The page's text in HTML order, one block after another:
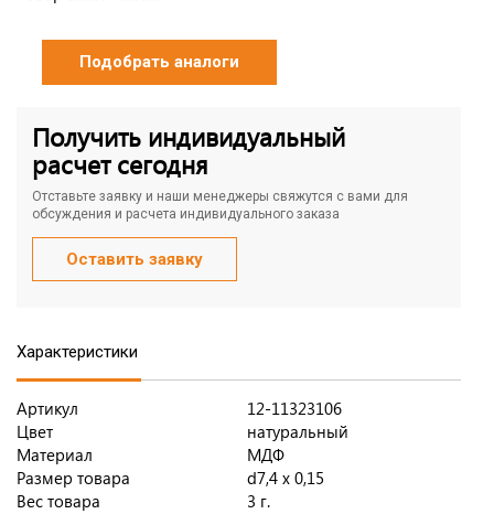
Подобрать аналоги
Получить индивидуальный
расчет сегодня
Отставьте заявку и наши менеджеры свяжутся с вами для
обсуждения и расчета индивидуального заказа
Оставить заявку
Характеристики
Артикул
12-11323106
Цвет
натуральный
Материал
МДФ
Размер товара
d7,4 х 0,15
Вес товара
3 г.